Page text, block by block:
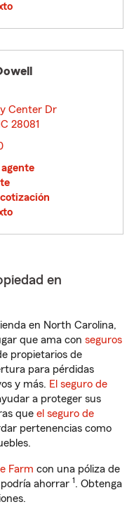
Center Dr
28081
en
en North Carolina,
que ama con seguros
propietarios de
para pérdidas
y más. El seguro de
a proteger sus
que el seguro de
pertenencias como
Farm con una póliza de
ahorrar 1. Obtenga